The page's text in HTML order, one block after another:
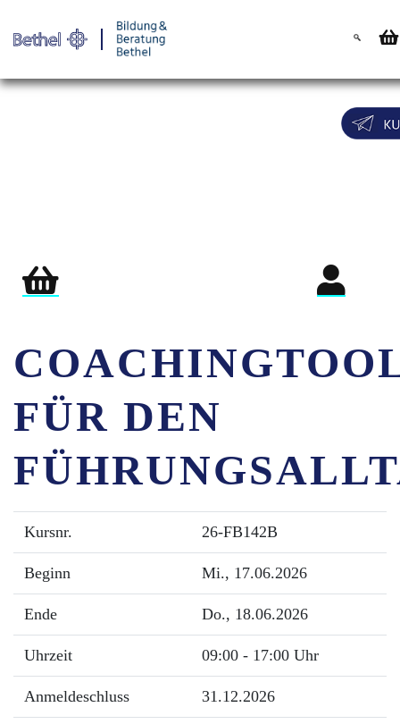
FÜR DEN
Kursnr. 26-FB142B
Beginn Mi., 17.06.2026
Ende Do., 18.06.2026
Uhrzeit 09:00 - 17:00 Uhr
Anmeldeschluss 31.12.2026